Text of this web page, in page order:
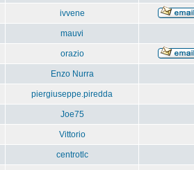
ivvene
mauvi
orazio
Enzo Nurra
piergiuseppe.piredda
Joe75
Vittorio
centrotlc